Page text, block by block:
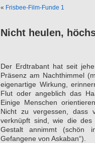
« Frisbee-Film-Funde 1
Nicht heulen,
Der Erdtrabant hat seit
Präsenz am Nachthimmel
eigenartige Wirkung,
Flut oder angeblich das
Einige Menschen
Nicht zu vergessen, dass
verknüpft sind, wie die
Gestalt annimmt (schön
Gefangene von Askaban“).